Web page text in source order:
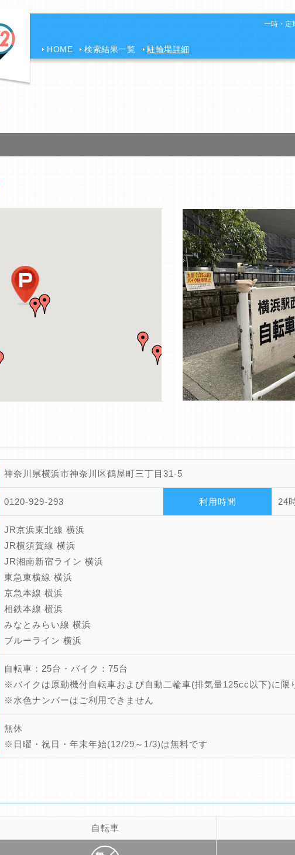
一時・定
HOME 検索結果一覧 駐輪場詳細
神奈川県横浜市神奈川区鶴屋町三丁目31-5
0120-929-293 利用時間 24
JR京浜東北線 横浜
JR横須賀線 横浜
JR湘南新宿ライン 横浜
東急東横線 横浜
京急本線 横浜
相鉄本線 横浜
みなとみらい線 横浜
ブルーライン 横浜
自転車：25台・バイク：75台
※バイクは原動機付自転車および自動二輪車(排気量125cc以下)に限
※水色ナンバーはご利用できません
無休
※日曜・祝日・年末年始(12/29～1/3)は無料です
自転車